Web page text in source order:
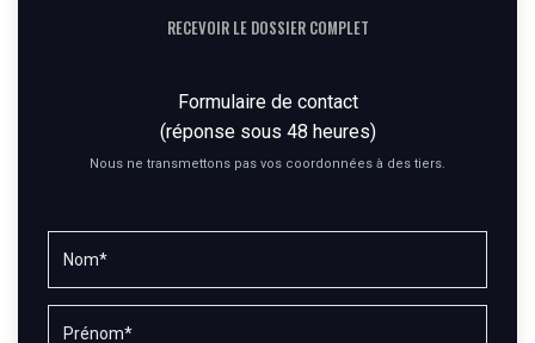
RECEVOIR LE DOSSIER COMPLET
Formulaire de contact
(réponse sous 48 heures)
Nous ne transmettons pas vos coordonnées à des tiers.